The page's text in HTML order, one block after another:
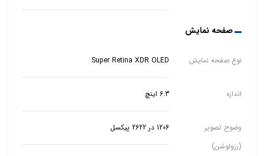
صفحه نمایش
نوع صفحه نمایش Super Retina XDR OLED
اندازه 6.3 اینچ
وضوح تصویر
(رزولوشن)
1206 در 2622 پیکسل